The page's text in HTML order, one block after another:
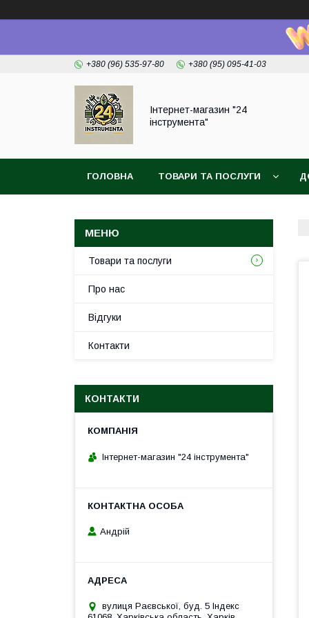
+380 (96) 535-97-80 +380 (95) 095-41-03
Інтернет-магазин "24
інструмента"
ГОЛОВНА ТОВАРИ ТА ПОСЛУГИ
Товари та послуги
Про нас
Відгуки
Контакти
КОНТАКТИ
Інтернет-магазин "24 інструмента"
Андрій
вулиця Раєвської, буд. 5 Індекс